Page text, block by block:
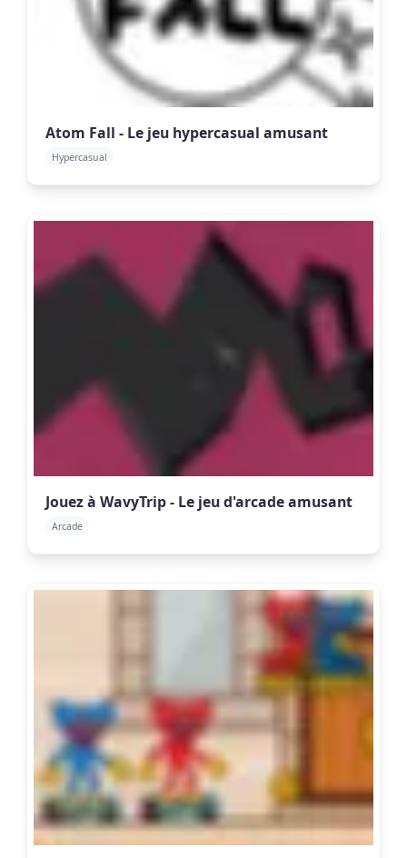
Atom Fall - Le jeu hypercasual amusant
Hypercasual
Jouez à WavyTrip - Le jeu d'arcade amusant
Arcade